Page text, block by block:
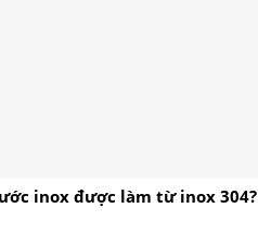
inox được làm từ inox 304?